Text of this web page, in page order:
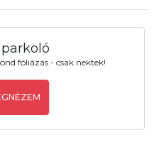
fóliázás - csak nektek!